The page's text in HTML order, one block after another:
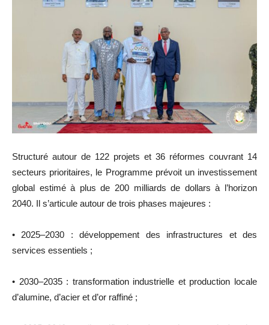
Structuré autour de 122 projets et 36 réformes couvrant 14
secteurs prioritaires, le Programme prévoit un investissement
global estimé à plus de 200 milliards de dollars à l’horizon
2040. Il s’articule autour de trois phases majeures :
•⁠ ⁠2025–2030 : développement des infrastructures et des
services essentiels ;
•⁠ ⁠2030–2035 : transformation industrielle et production locale
d’alumine, d’acier et d’or raffiné ;